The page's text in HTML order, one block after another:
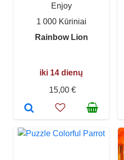
Enjoy
1 000 Kūriniai
Rainbow Lion
iki 14 dienų
15,00 €